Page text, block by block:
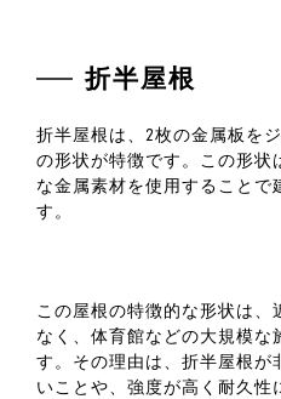
折半屋根
折半屋根は、2枚の金属板を
の形状が特徴です。この形状
な金属素材を使用することで
す。
この屋根の特徴的な形状は、
なく、体育館などの大規模な
す。その理由は、折半屋根が
いことや、強度が高く耐久性